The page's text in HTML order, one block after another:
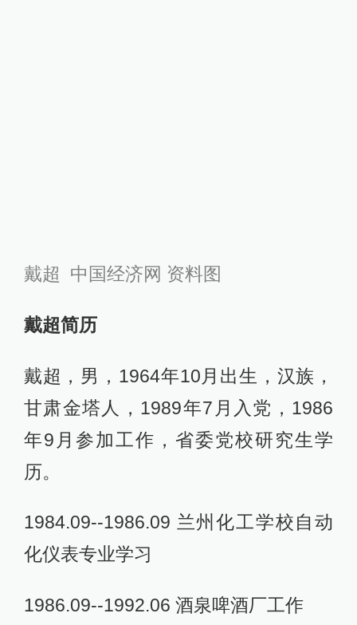
戴超 中国经济网 资料图
戴超简历
戴超，男，1964年10月出生，汉族，
甘肃金塔人，1989年7月入党，1986
年9月参加工作，省委党校研究生学
历。
1984.09--1986.09 兰州化工学校自动
化仪表专业学习
1986.09--1992.06 酒泉啤酒厂工作